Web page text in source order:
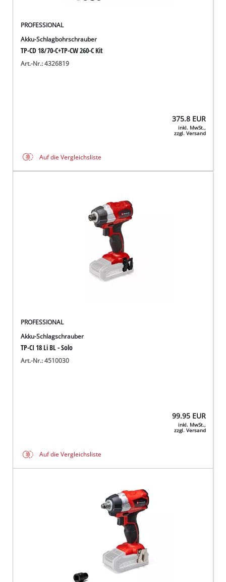
PROFESSIONAL
Akku-Schlagbohrschrauber
TP-CD 18/70-C+TP-CW 260-C Kit
Art.-Nr.: 4326819
375.8 EUR
inkl. MwSt.,
zzgl. Versand
Auf die Vergleichsliste
PROFESSIONAL
Akku-Schlagschrauber
TP-CI 18 Li BL - Solo
Art.-Nr.: 4510030
99.95 EUR
inkl. MwSt.,
zzgl. Versand
Auf die Vergleichsliste